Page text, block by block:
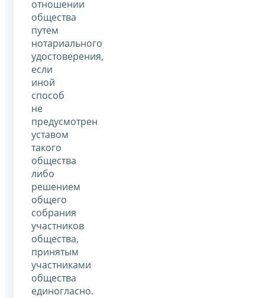
отношении
общества
путем
нотариального
удостоверения,
если
иной
способ
не
предусмотрен
уставом
такого
общества
либо
решением
общего
собрания
участников
общества,
принятым
участниками
общества
единогласно.